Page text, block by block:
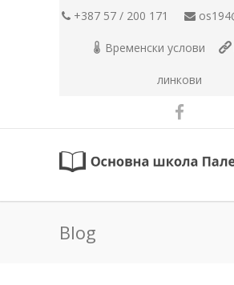
+387 57 / 200 171
Временски услови
линкови
Blog